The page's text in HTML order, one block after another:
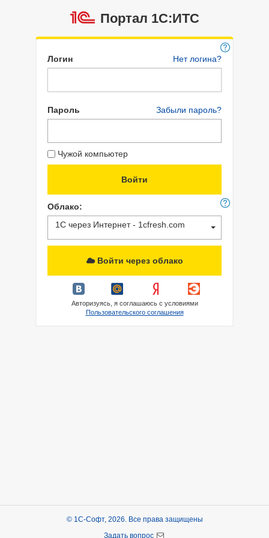
Портал 1C:ИТС
Логин Нет логина?
Пароль Забыли пароль?
Чужой компьютер
Облако:
1С через Интернет - 1cfresh.com
Войти через облако
Авторизуясь, я соглашаюсь с условиями
Пользовательского соглашения
© 1С-Софт, 2026. Все права защищены
Задать вопрос